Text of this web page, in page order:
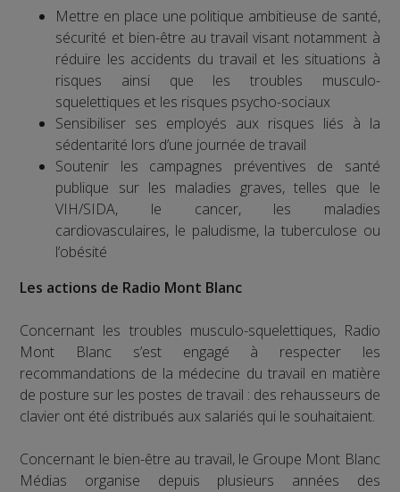
Mettre en place une politique ambitieuse de santé,
sécurité et bien-être au travail visant notamment à
réduire les accidents du travail et les situations à
risques ainsi que les troubles musculo-
squelettiques et les risques psycho-sociaux
Sensibiliser ses employés aux risques liés à la
sédentarité lors d’une journée de travail
Soutenir les campagnes préventives de santé
publique sur les maladies graves, telles que le
VIH/SIDA, le cancer, les maladies
cardiovasculaires, le paludisme, la tuberculose ou
l’obésité
Les actions de Radio Mont Blanc
Concernant les troubles musculo-squelettiques, Radio
Mont Blanc s’est engagé à respecter les
recommandations de la médecine du travail en matière
de posture sur les postes de travail : des rehausseurs de
clavier ont été distribués aux salariés qui le souhaitaient.
Concernant le bien-être au travail, le Groupe Mont Blanc
Médias organise depuis plusieurs années des